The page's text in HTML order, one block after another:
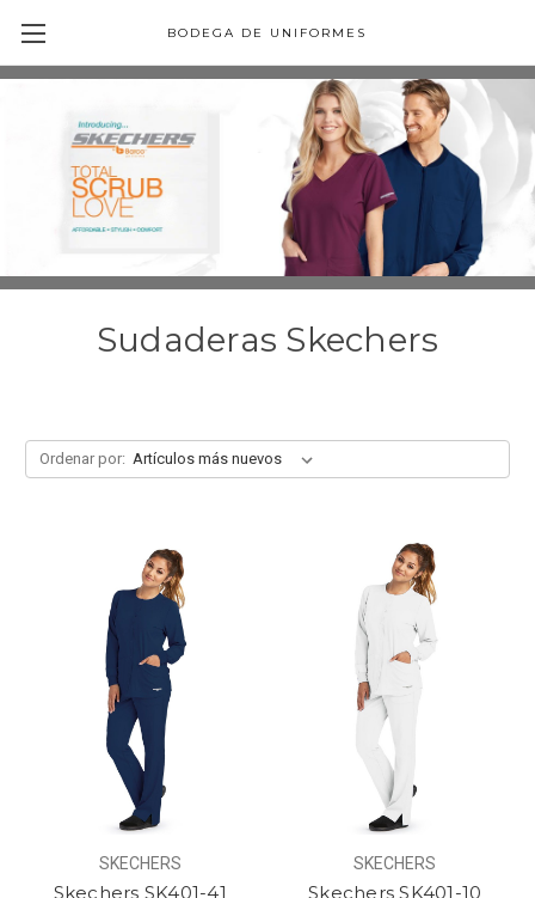
BODEGA DE UNIFORMES
Sudaderas Skechers
Ordenar por:
SKECHERS
Skechers SK401-41
SKECHERS
Skechers SK401-10